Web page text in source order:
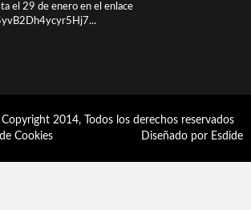
el 29 de enero en el enlace
2014, Todos los derechos reservados
Cookies Diseñado por Esdide